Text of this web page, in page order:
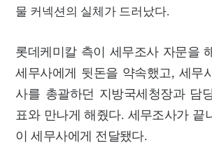
물 커넥션의 실체가 드러났다.
롯데케미칼 측이 세무조사 자문을
세무사에게 뒷돈을 약속했고, 세무
사를 총괄하던 지방국세청장과 담
표와 만나게 해줬다. 세무조사가 끝
이 세무사에게 전달됐다.